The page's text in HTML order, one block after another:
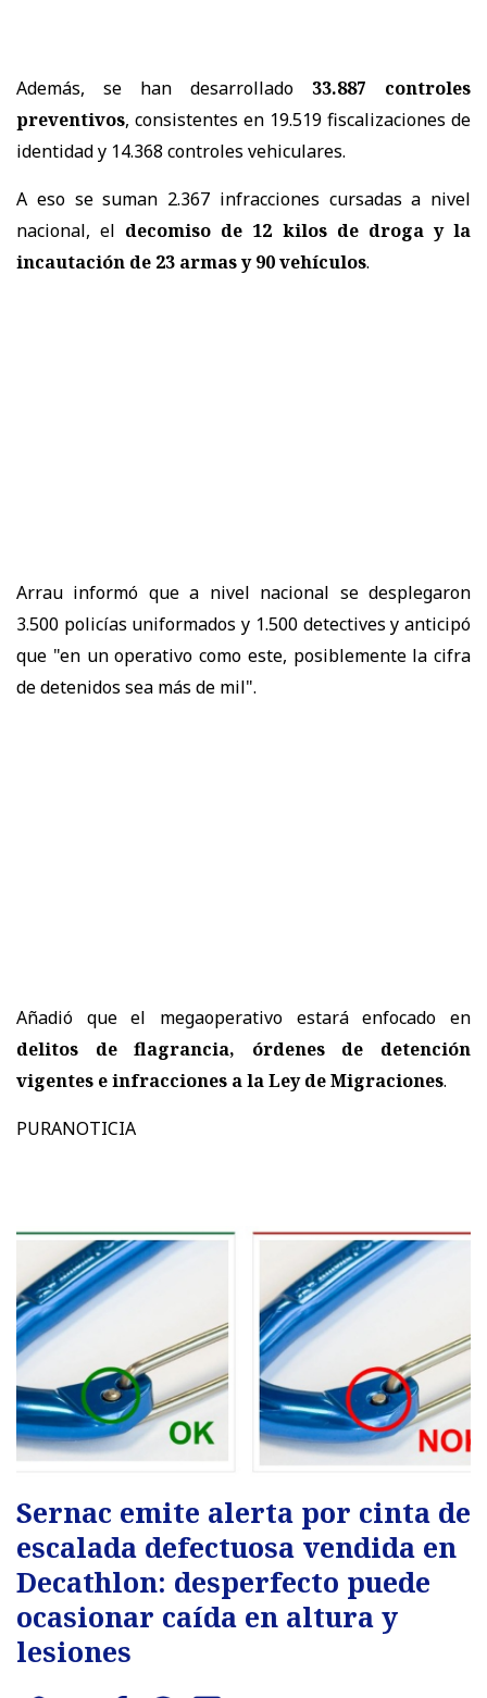
Además, se han desarrollado 33.887 controles
preventivos, consistentes en 19.519 fiscalizaciones de
identidad y 14.368 controles vehiculares.
A eso se suman 2.367 infracciones cursadas a nivel
nacional, el decomiso de 12 kilos de droga y la
incautación de 23 armas y 90 vehículos.
Arrau informó que a nivel nacional se desplegaron
3.500 policías uniformados y 1.500 detectives y anticipó
que "en un operativo como este, posiblemente la cifra
de detenidos sea más de mil".
Añadió que el megaoperativo estará enfocado en
delitos de flagrancia, órdenes de detención
vigentes e infracciones a la Ley de Migraciones.
PURANOTICIA
Sernac emite alerta por cinta de
escalada defectuosa vendida en
Decathlon: desperfecto puede
ocasionar caída en altura y
lesiones